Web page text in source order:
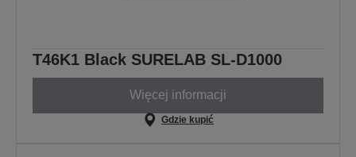
T46K1 Black SURELAB SL-D1000
Więcej informacji
Gdzie kupić